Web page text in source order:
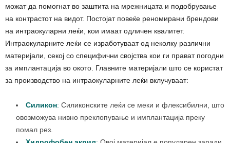
можат да помогнат во заштита на мрежницата и подобрување
на контрастот на видот. Постојат повеќе реномирани брендови
на интраокуларни леќи, кои имаат одличен квалитет.
Интраокуларните леќи се изработуваат од неколку различни
материјали, секој со специфични својства кои ги прават погодни
за имплантација во окото. Главните материјали што се користат
за производство на интраокуларните леќи вклучуваат:
Силикон: Силиконските леќи се меки и флексибилни, што
овозможува нивно преклопување и имплантација преку
помал рез.